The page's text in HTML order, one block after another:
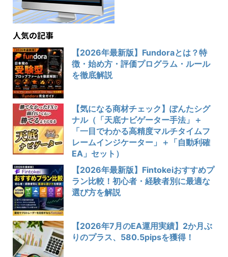
人気の記事
【2026年最新版】Fundoraとは？特
徴・始め方・評価プログラム・ルール
を徹底解説
【気になる商材チェック】ぽんたシグ
ナル（「天底ナビゲーター手法」＋
「一目でわかる高精度マルチタイムフ
レームインジケーター」＋「自動利確
EA」セット）
【2026年最新版】Fintokeiおすすめプ
ラン比較！初心者・経験者別に最適な
選び方を解説
【2026年7月のEA運用実績】2か月ぶ
りのプラス、580.5pipsを獲得！